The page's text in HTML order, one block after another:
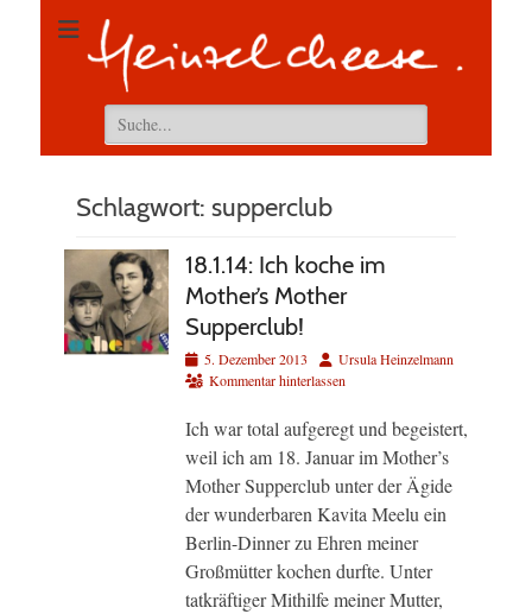
Suchen
nach:
Schlagwort: supperclub
18.1.14: Ich koche im
Mother’s Mother
Supperclub!
Veröffentlicht
am
5. Dezember 2013 AutorUrsula Heinzelmann
Kommentar hinterlassen
Ich war total aufgeregt und begeistert,
weil ich am 18. Januar im Mother’s
Mother Supperclub unter der Ägide
der wunderbaren Kavita Meelu ein
Berlin-Dinner zu Ehren meiner
Großmütter kochen durfte. Unter
tatkräftiger Mithilfe meiner Mutter,